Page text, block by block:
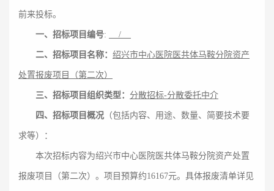
前来投标。
一、招标项目编号: /
二、招标项目名称： 绍兴市中心医院医共体马鞍分院资产
处置报废项目（第二次）
三、招标项目组织类型： 分散招标-分散委托中介
四、招标项目概况 （包括内容、用途、数量、简要技术要
求等）：
本次招标内容为绍兴市中心医院医共体马鞍分院资产处置
报废项目（第二次） 。项目预算约16167元。具体报废清单详见